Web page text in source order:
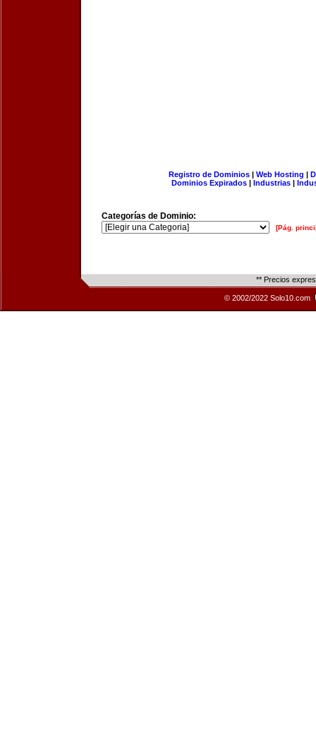
Registro de Dominios| Web Hosting |
Dominios Expirados | Industrias |
Categorías de Dominio:
[Pág.
** Precios
© 2002/2022 Solo10.com